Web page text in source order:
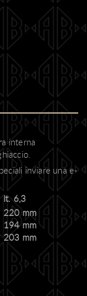
interna
inviare una e-
lt. 6,3
220 mm
194 mm
203 mm